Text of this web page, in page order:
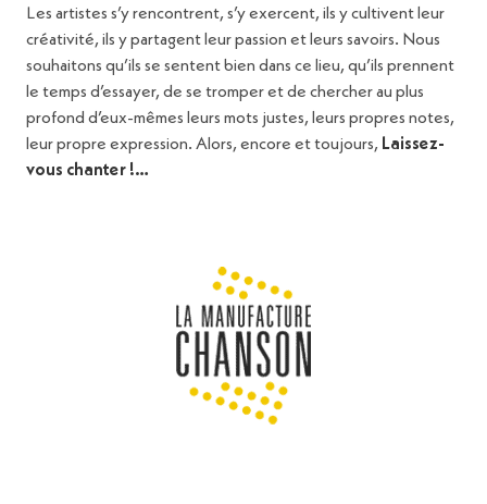
Les artistes s’y rencontrent, s’y exercent, ils y cultivent leur
créativité, ils y partagent leur passion et leurs savoirs. Nous
souhaitons qu’ils se sentent bien dans ce lieu, qu’ils prennent
le temps d’essayer, de se tromper et de chercher au plus
profond d’eux-mêmes leurs mots justes, leurs propres notes,
leur propre expression. Alors, encore et toujours, Laissez-
vous chanter !…